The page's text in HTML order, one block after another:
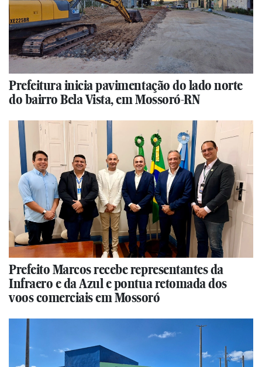
Prefeitura inicia pavimentação do lado norte
do bairro Bela Vista, em Mossoró-RN
Prefeito Marcos recebe representantes da
Infraero e da Azul e pontua retomada dos
voos comerciais em Mossoró